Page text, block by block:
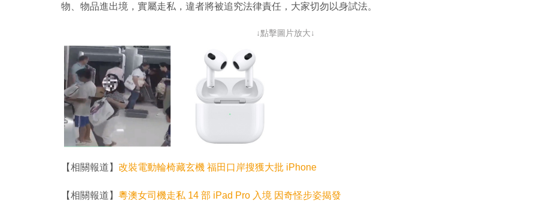
物、物品進出境，實屬走私，違者將被追究法律責任，大家切勿以身試法。
↓點擊圖片放大↓
【相關報道】 改裝電動輪椅藏玄機 福田口岸搜獲大批 iPhone
【相關報道】 粵澳女司機走私 14 部 iPad Pro 入境 因奇怪步姿揭發